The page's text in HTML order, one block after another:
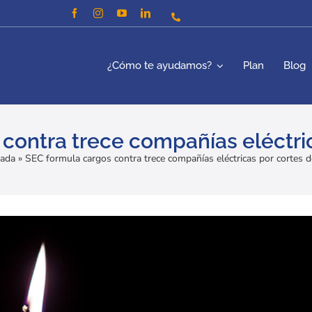
¿Cómo te ayudamos? Plan Blog
trece compañías
» SEC formula cargos contra trece compañías eléctricas por cortes